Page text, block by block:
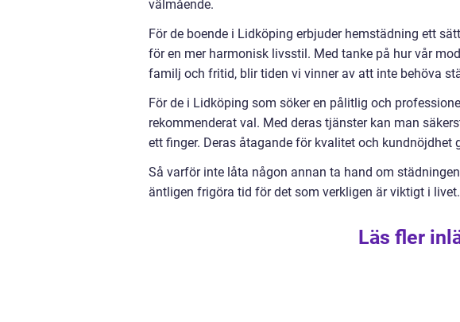
välmående.
För de boende i Lidköping erbjuder hemstädning ett
för en mer harmonisk livsstil. Med tanke på hur vår
familj och fritid, blir tiden vi vinner av att inte behöva
För de i Lidköping som söker en pålitlig och
rekommenderat val. Med deras tjänster kan man
ett finger. Deras åtagande för kvalitet och kundnöjdhet
Så varför inte låta någon annan ta hand om
äntligen frigöra tid för det som verkligen är viktigt i livet.
Läs fler